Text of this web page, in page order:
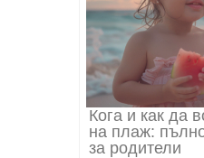
Кога и как да
на плаж:
за родители